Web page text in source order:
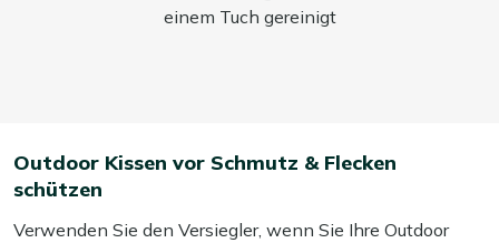
Outdoor Kissen vor Schmutz & Flecken
schützen
Verwenden Sie den Versiegler, wenn Sie Ihre Outdoor